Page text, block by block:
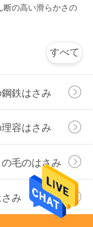
断の高い滑らかさの
すべて
鉄はさみ
容はさみ
毛のはさみ
み